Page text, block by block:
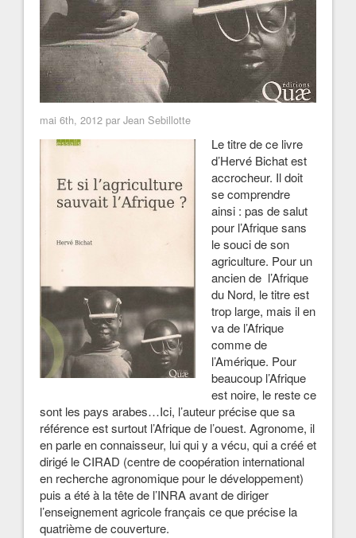
mai 6th, 2012 par Jean Sebillotte
Le titre de ce livre
d’Hervé Bichat est
accrocheur. Il doit
se comprendre
ainsi : pas de salut
pour l’Afrique sans
le souci de son
agriculture. Pour un
ancien de l’Afrique
du Nord, le titre est
trop large, mais il en
va de l’Afrique
comme de
l’Amérique. Pour
beaucoup l’Afrique
est noire, le reste ce
sont les pays arabes…Ici, l’auteur précise que sa
référence est surtout l’Afrique de l’ouest. Agronome, il
en parle en connaisseur, lui qui y a vécu, qui a créé et
dirigé le CIRAD (centre de coopération international
en recherche agronomique pour le développement)
puis a été à la tête de l’INRA avant de diriger
l’enseignement agricole français ce que précise la
quatrième de couverture.